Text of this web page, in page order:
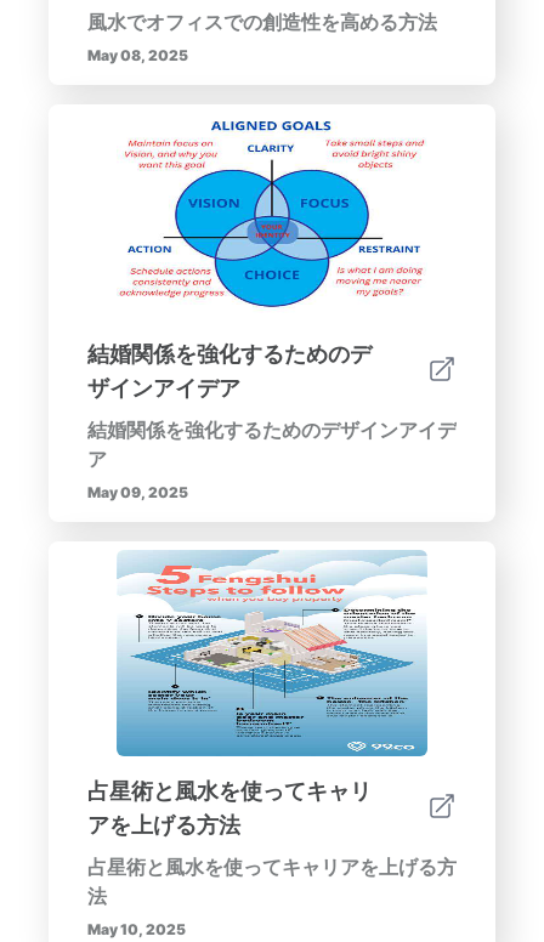
風水でオフィスでの創造性を高める方法
May 08, 2025
結婚関係を強化するためのデ
ザインアイデア
結婚関係を強化するためのデザインアイデ
ア
May 09, 2025
占星術と風水を使ってキャリ
アを上げる方法
占星術と風水を使ってキャリアを上げる方
法
May 10, 2025